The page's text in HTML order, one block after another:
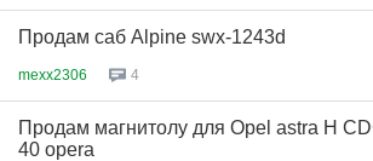
Продам саб Alpine swx-1243d
mexx2306 4
Продам магнитолу для Оpel astra H
40 opera